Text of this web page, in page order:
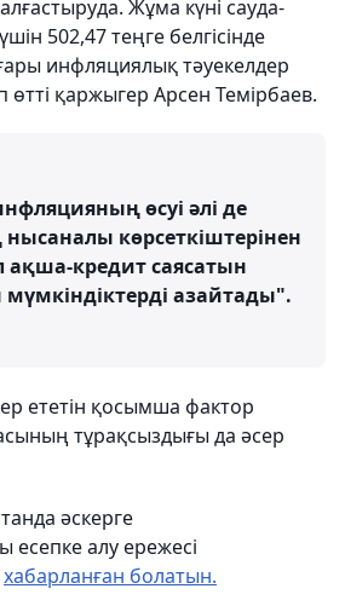
Жұма күні сауда-
502,47 теңге белгісінде
инфляциялық тәуекелдер
өтті қаржыгер Арсен Темірбаев.
өсуі әлі де
көрсеткіштерінен
ақша-кредит саясатын
мүмкіндіктерді азайтады".
ететін қосымша фактор
тұрақсыздығы да әсер
әскерге
алу ережесі
хабарланған болатын.